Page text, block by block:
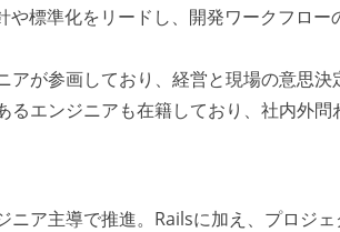
や標準化をリードし、開発ワークフロ
アが参画しており、経営と現場の意思決
るエンジニアも在籍しており、社内外
ニア主導で推進。Railsに加え、プロジ